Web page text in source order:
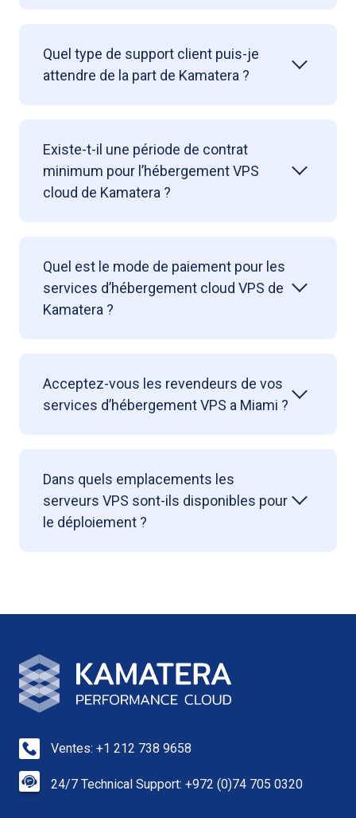
Quel type de support client puis-je
attendre de la part de Kamatera ?
Existe-t-il une période de contrat
minimum pour l’hébergement VPS
cloud de Kamatera ?
Quel est le mode de paiement pour les
services d’hébergement cloud VPS de
Kamatera ?
Acceptez-vous les revendeurs de vos
services d’hébergement VPS a Miami ?
Dans quels emplacements les
serveurs VPS sont-ils disponibles pour
le déploiement ?
Ventes: +1 212 738 9658
24/7 Technical Support: +972 (0)74 705 0320